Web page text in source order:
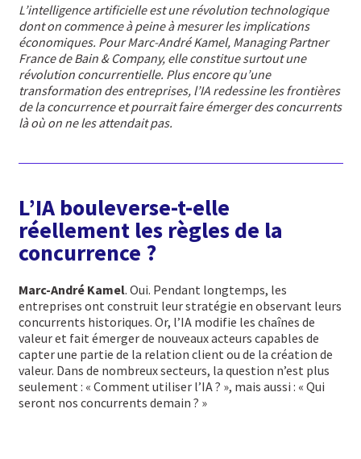
L’intelligence artificielle est une révolution technologique
dont on commence à peine à mesurer les implications
économiques. Pour Marc-André Kamel, Managing Partner
France de Bain & Company, elle constitue surtout une
révolution concurrentielle. Plus encore qu’une
transformation des entreprises, l’IA redessine les frontières
de la concurrence et pourrait faire émerger des concurrents
là où on ne les attendait pas.
L’IA bouleverse-t-elle
réellement les règles de la
concurrence ?
Marc-André Kamel. Oui. Pendant longtemps, les
entreprises ont construit leur stratégie en observant leurs
concurrents historiques. Or, l’IA modifie les chaînes de
valeur et fait émerger de nouveaux acteurs capables de
capter une partie de la relation client ou de la création de
valeur. Dans de nombreux secteurs, la question n’est plus
seulement : « Comment utiliser l’IA ? », mais aussi : « Qui
seront nos concurrents demain ? »